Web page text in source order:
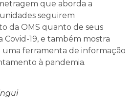
que aborda a
seguirem
da OMS quanto de seus
Covid-19, e também mostra
uma ferramenta de informação
à pandemia.